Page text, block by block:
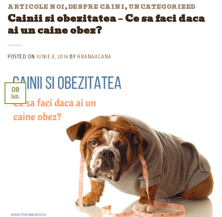
ARTICOLE NOI,DESPRE CAINI, UNCATEGORIZED
Cainii si obezitatea – Ce sa faci daca
ai un caine obez?
POSTED ON IUNIE 8, 2016 BY HRANAACANA
08
iun.